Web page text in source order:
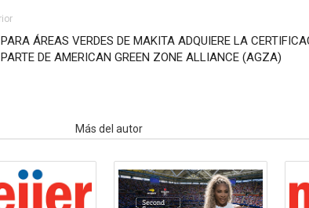
ÁREAS VERDES DE MAKITA ADQUIERE LA
DE AMERICAN GREEN ZONE ALLIANCE (AGZA)
Más del autor